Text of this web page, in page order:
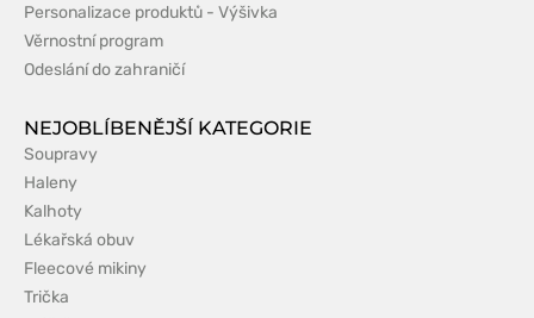
Personalizace produktů - Výšivka
Věrnostní program
Odeslání do zahraničí
NEJOBLÍBENĚJŠÍ KATEGORIE
Soupravy
Haleny
Kalhoty
Lékařská obuv
Fleecové mikiny
Trička